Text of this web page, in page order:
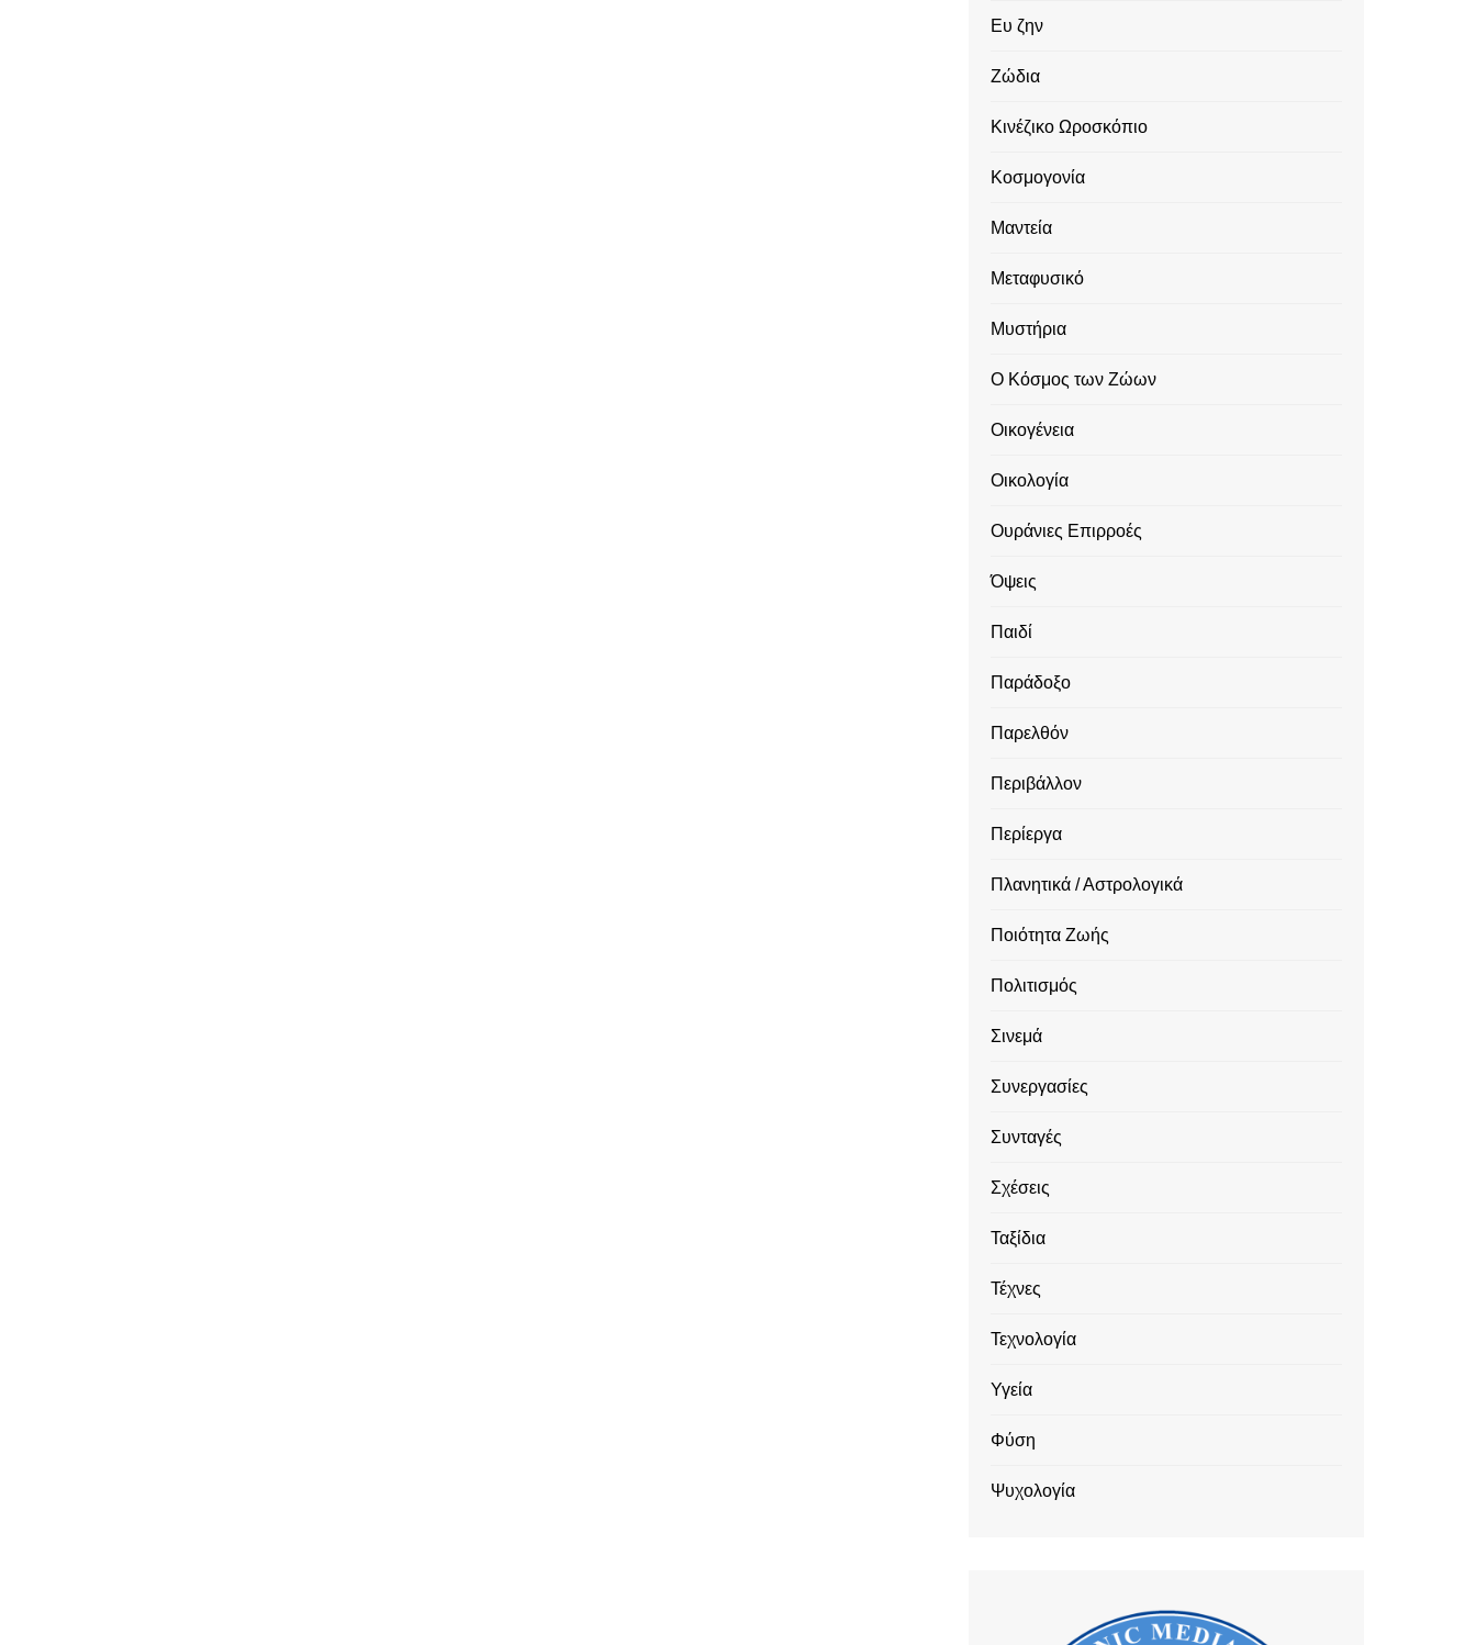
Ευ ζην
Ζώδια
Κινέζικο Ωροσκόπιο
Κοσμογονία
Μαντεία
Μεταφυσικό
Μυστήρια
Ο Κόσμος των Ζώων
Οικογένεια
Οικολογία
Ουράνιες Επιρροές
Όψεις
Παιδί
Παράδοξο
Παρελθόν
Περιβάλλον
Περίεργα
Πλανητικά / Αστρολογικά
Ποιότητα Ζωής
Πολιτισμός
Σινεμά
Συνεργασίες
Συνταγές
Σχέσεις
Ταξίδια
Τέχνες
Τεχνολογία
Υγεία
Φύση
Ψυχολογία